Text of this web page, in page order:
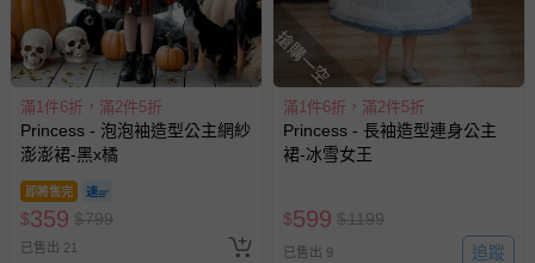
部分商品依據消費者保護法的規定，不適用七天鑑賞期/猶
豫期範圍：
易於腐敗、保存期限較短或解約時即將逾期（例如生鮮
商品、食品等）。
客製化商品（例如客製生日書、姓名貼等）。
報紙、期刊或雜誌（惟書籍如經拆封、使用，則酌收整
新費用）。
經消費者拆封之影音商品或電腦軟體（例如 DVD、CD
滿1件6折，滿2件5折
Princess - 泡泡袖造型公主網紗
澎澎裙-黑x橘
即將售完
$359 $799
已售出 21
搶購一空
滿1件6折，滿2件5折
Princess - 長袖造型連身公主
裙-冰雪女王
$599 $1199
已售出 9 追蹤